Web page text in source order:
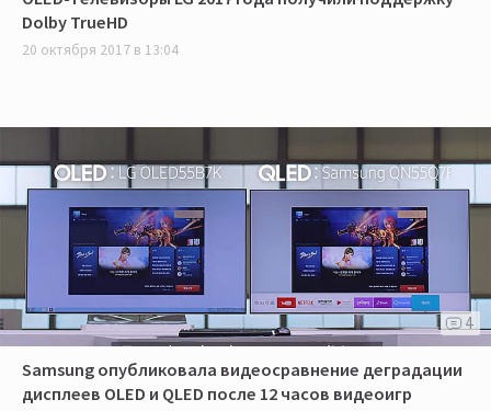
Dolby TrueHD
20 октября 2017 в 13:04
4
Samsung опубликовала видеосравнение деградации
дисплеев OLED и QLED после 12 часов видеоигр